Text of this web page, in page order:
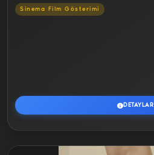
Sinema Film Gösterimi
DETAYLAR